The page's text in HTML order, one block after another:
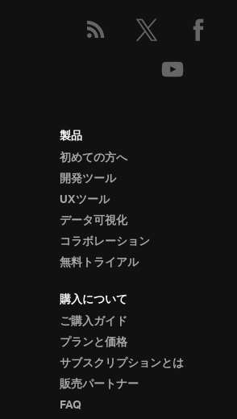
製品
初めての方へ
開発ツール
UXツール
データ可視化
コラボレーション
無料トライアル
購入について
ご購入ガイド
プランと価格
サブスクリプションとは
販売パートナー
FAQ